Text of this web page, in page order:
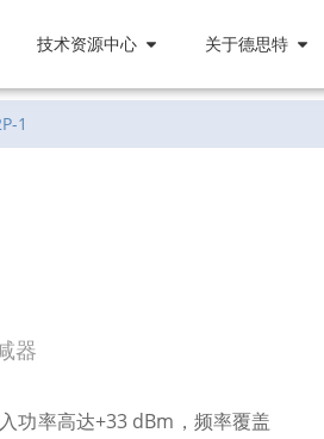
技术资源中心 关于德思特
1
器
功率高达+33 dBm，频率覆盖